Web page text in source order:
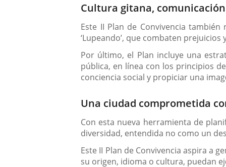
Cultura gitana,
Este II Plan de Convivencia
‘Lupeando’, que combaten
Por último, el Plan incluye una
pública, en línea con los principios
conciencia social y propiciar una
Una ciudad comprometida
Con esta nueva herramienta de
diversidad, entendida no como un
Este II Plan de Convivencia aspira a
su origen, idioma o cultura, puedan